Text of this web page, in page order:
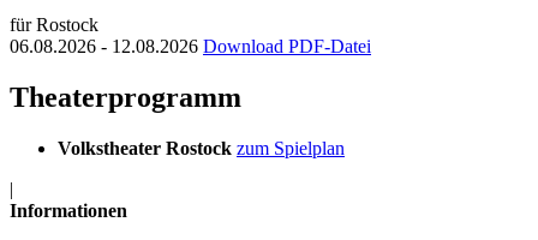
für Rostock
06.08.2026 - 12.08.2026 Download PDF-Datei
Theaterprogramm
Volkstheater Rostock zum Spielplan
|
Informationen